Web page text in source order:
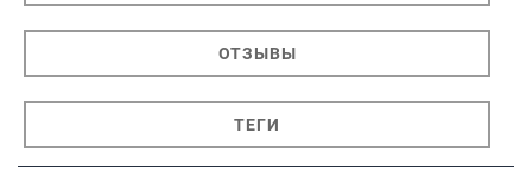
ОТЗЫВЫ
ТЕГИ